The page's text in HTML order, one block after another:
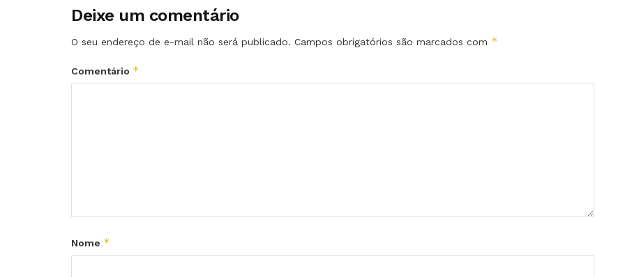
Deixe um comentário
O seu endereço de e-mail não será publicado. Campos obrigatórios são marcados com *
Comentário *
Nome *